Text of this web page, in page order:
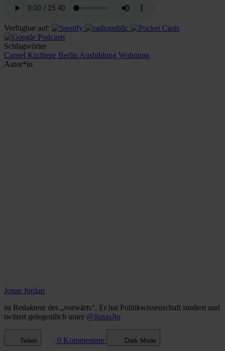
Verfügbar auf:
Schlagwörter
Cansel Kiziltepe Berlin Ausbildung Wohnung
Autor*in
Jonas Jordan
ist Redakteur des „vorwärts“. Er hat Politikwissenschaft studiert und
twittert gelegentlich unter @JonasJjo
Teilen 0 Kommentare Dark Mode